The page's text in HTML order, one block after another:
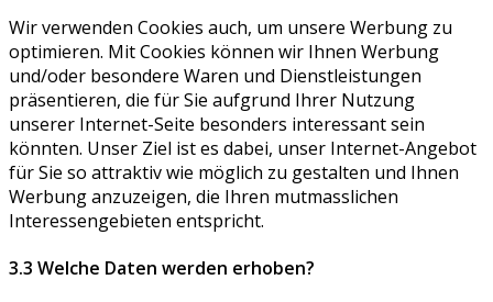
Wir verwenden Cookies auch, um unsere Werbung zu
optimieren. Mit Cookies können wir Ihnen Werbung
und/oder besondere Waren und Dienstleistungen
präsentieren, die für Sie aufgrund Ihrer Nutzung
unserer Internet-Seite besonders interessant sein
könnten. Unser Ziel ist es dabei, unser Internet-Angebot
für Sie so attraktiv wie möglich zu gestalten und Ihnen
Werbung anzuzeigen, die Ihren mutmasslichen
Interessengebieten entspricht.
3.3 Welche Daten werden erhoben?